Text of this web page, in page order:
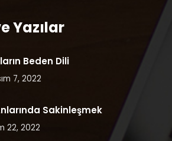
Yazılar
Beden Dili
7, 2022
Sakinleşmek
22, 2022